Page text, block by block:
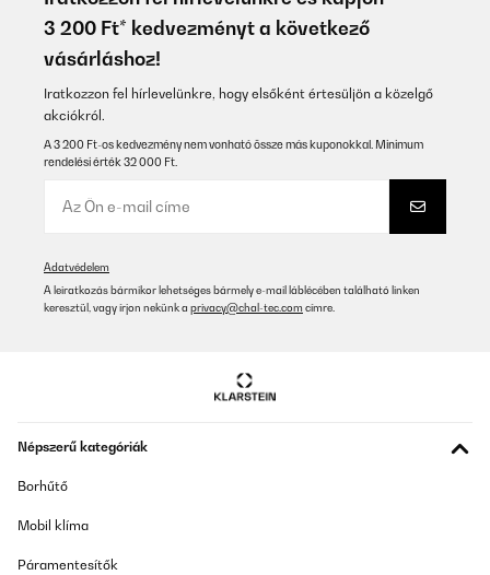
bohren da später das Kabel vom Dach kommen wir und man
dann unnötig ein Loch gebohrt und wieder zu gemacht hat.Die
Montage war einfach, Klebestreifen breit genug und haben
ausnahmsweise mal gehalten, egal was ich mache hab da immer
befestigen.Egal wie sehr ich es gereinigt habe vorher.Die Länge
von dem Bogen ist für jedes deutsche Fenster ausreichend denke
gute Schleuse, hört man manchmal wenn der Druck im Haus sich
verändert. Preis/Leistung ist gut, werde es im Dachgeschoss
auch mal mit einem Klima Gerät testen nächstes Jahr oder lasse
direkt ein Split Gerät verbauen da sind wir noch nicht
Fordítsd le
Wir haben eine kurzfristige Lösung gebraucht um ein Kabel ein
bohren da später das Kabel vom Dach kommen wir und man
dann unnötig ein Loch gebohrt und wieder zu gemacht hat. Die
befestigen. Egal wie sehr ich es gereinigt habe vorher. Die Länge
ich. Der Stoff ist tatsächlich relativ dicht und bildet schon eine
3 200 Ft* kedvezményt a következő
vásárláshoz!
Iratkozzon fel hírlevelünkre, hogy elsőként értesüljön a közelgő
akciókról.
A 3 200 Ft-os kedvezmény nem vonható össze más kuponokkal. Minimum
rendelési érték 32 000 Ft.
Adatvédelem
A leiratkozás bármikor lehetséges bármely e-mail láblécében található linken
keresztül, vagy írjon nekünk a privacy@chal-tec.com címre.
Népszerű kategóriák
Borhűtő
Mobil klíma
Páramentesítők